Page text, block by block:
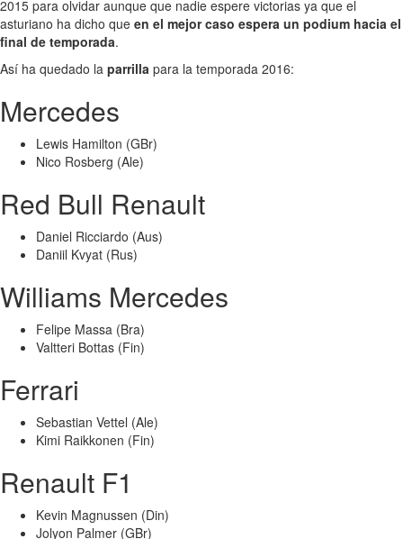
2015 para olvidar aunque que nadie espere victorias ya que el
asturiano ha dicho que en el mejor caso espera un podium hacia el
final de temporada.
Así ha quedado la parrilla para la temporada 2016:
Mercedes
Lewis Hamilton (GBr)
Nico Rosberg (Ale)
Red Bull Renault
Daniel Ricciardo (Aus)
Daniil Kvyat (Rus)
Williams Mercedes
Felipe Massa (Bra)
Valtteri Bottas (Fin)
Ferrari
Sebastian Vettel (Ale)
Kimi Raikkonen (Fin)
Renault F1
Kevin Magnussen (Din)
Jolyon Palmer (GBr)